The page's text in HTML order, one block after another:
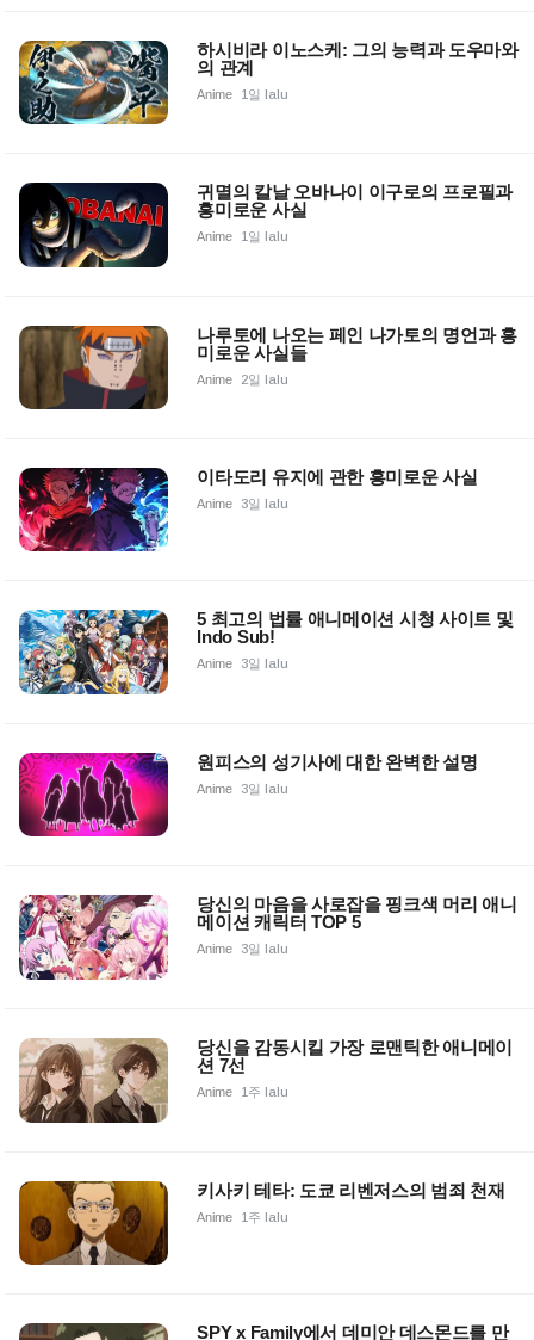
하시비라 이노스케: 그의 능력과 도우마와
의 관계
Anime 1일 lalu
귀멸의 칼날 오바나이 이구로의 프로필과
흥미로운 사실
Anime 1일 lalu
나루토에 나오는 페인 나가토의 명언과 흥
미로운 사실들
Anime 2일 lalu
이타도리 유지에 관한 흥미로운 사실
Anime 3일 lalu
5 최고의 법률 애니메이션 시청 사이트 및
Indo Sub!
Anime 3일 lalu
원피스의 성기사에 대한 완벽한 설명
Anime 3일 lalu
당신의 마음을 사로잡을 핑크색 머리 애니
메이션 캐릭터 TOP 5
Anime 3일 lalu
당신을 감동시킬 가장 로맨틱한 애니메이
션 7선
Anime 1주 lalu
키사키 테타: 도쿄 리벤저스의 범죄 천재
Anime 1주 lalu
SPY x Family에서 데미안 데스몬드를 만